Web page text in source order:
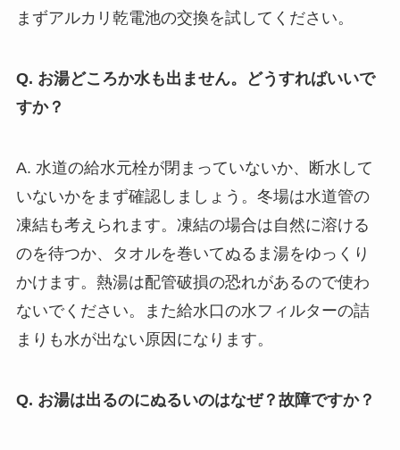
まずアルカリ乾電池の交換を試してください。
Q. お湯どころか水も出ません。どうすればいいで
すか？
A. 水道の給水元栓が閉まっていないか、断水して
いないかをまず確認しましょう。冬場は水道管の
凍結も考えられます。凍結の場合は自然に溶ける
のを待つか、タオルを巻いてぬるま湯をゆっくり
かけます。熱湯は配管破損の恐れがあるので使わ
ないでください。また給水口の水フィルターの詰
まりも水が出ない原因になります。
Q. お湯は出るのにぬるいのはなぜ？故障ですか？